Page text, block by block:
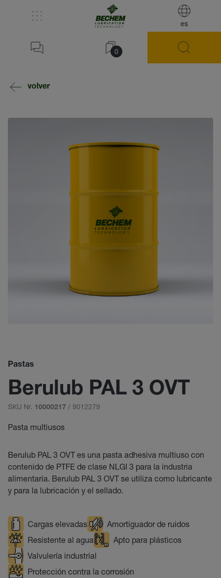
es
0
volver
Pastas
Berulub PAL 3 OVT
SKU Nr. 10000217 / 9012279
Pasta multiusos
Berulub PAL 3 OVT es una pasta adhesiva multiuso con
contenido de PTFE de clase NLGI 3 para la industria
alimentaria. Berulub PAL 3 OVT se utiliza como lubricante
y para la lubricación y el sellado.
Cargas elevadas
Amortiguador de ruidos
Resistente al agua
Apto para plásticos
Valvulería industrial
Protección contra la corrosión